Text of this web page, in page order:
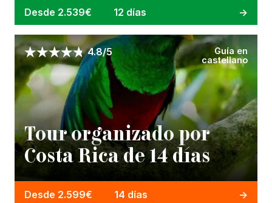
Desde 2.539€ 12 días
4.8/5
Guía en
castellano
Tour organizado por
Costa Rica de 14 días
Desde 2.599€ 14 días